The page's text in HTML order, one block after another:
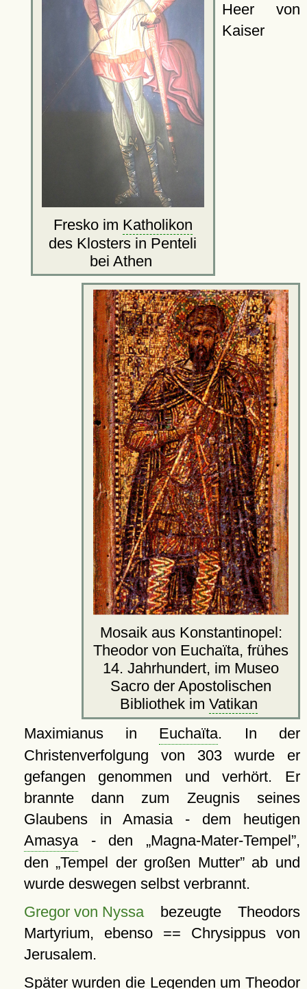
Fresko im Katholikon
des Klosters in Penteli
bei Athen
Mosaik aus Konstantinopel:
Theodor von Euchaïta, frühes
14. Jahrhundert, im Museo
Sacro der Apostolischen
Bibliothek im Vatikan
Heer von
Kaiser
Maximianus in Euchaïta. In der
Christenverfolgung von 303 wurde er
gefangen genommen und verhört. Er
brannte dann zum Zeugnis seines
Glaubens in Amasia - dem heutigen
Amasya- den Magna-Mater-Tempel ,
den Tempel der großen Mutter ab und
wurde deswegen selbst verbrannt.
Gregor von Nyssabezeugte Theodors
Martyrium, ebenso == Chrysippus von
Jerusalem.
Später wurden die Legenden um Theodor